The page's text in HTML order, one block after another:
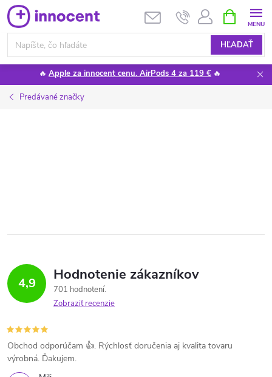
Prejsť
na
obsah
HĽADAŤ
KOŠÍK
🔥 Apple za innocent cenu. AirPods 4 za 119 € 🔥
Predávané značky
4,9 Hodnotenie zákazníkov
701 hodnotení
Zobraziť recenzie
Obchod odporúčam 👍. Rýchlosť doručenia aj kvalita tovaru
výrobná. Ďakujem.